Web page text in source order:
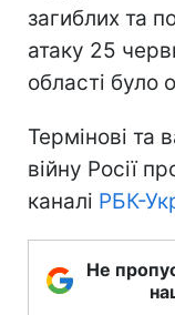
загиблих та
атаку 25
області
Термінові та
війну Росії
каналі РБК-
Не